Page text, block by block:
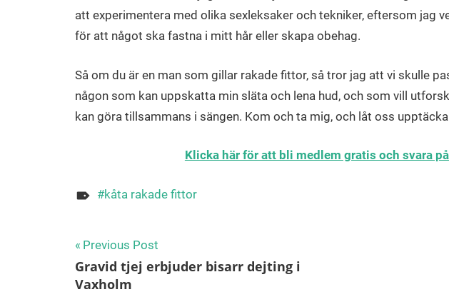
att experimentera med olika sexleksaker och tekniker, eftersom jag
för att något ska fastna i mitt hår eller skapa obehag.
Så om du är en man som gillar rakade fittor, så tror jag att vi skulle
någon som kan uppskatta min släta och lena hud, och som vill
kan göra tillsammans i sängen. Kom och ta mig, och låt oss
Klicka här för att bli medlem gratis och svara
kåta rakade fittor
Inläggsnavigering
Previous Post
Gravid tjej erbjuder bisarr dejting i
Vaxholm